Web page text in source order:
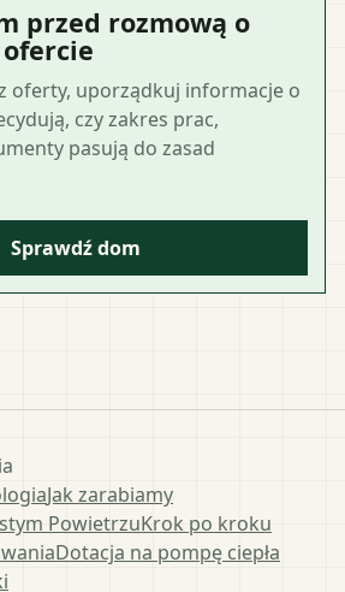
przed rozmową o
oferty, uporządkuj informacje o
czy zakres prac,
pasują do zasad
Sprawdź dom
Jak zarabiamy
PowietrzuKrok po kroku
Dotacja na pompę ciepła